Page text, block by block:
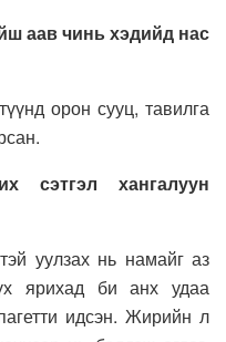
аав чинь хэдийд нас
орон сууц, тавилга
сэтгэл хангалуун
уулзах нь намайг аз
ярихад би анх удаа
идсэн. Жирийн л